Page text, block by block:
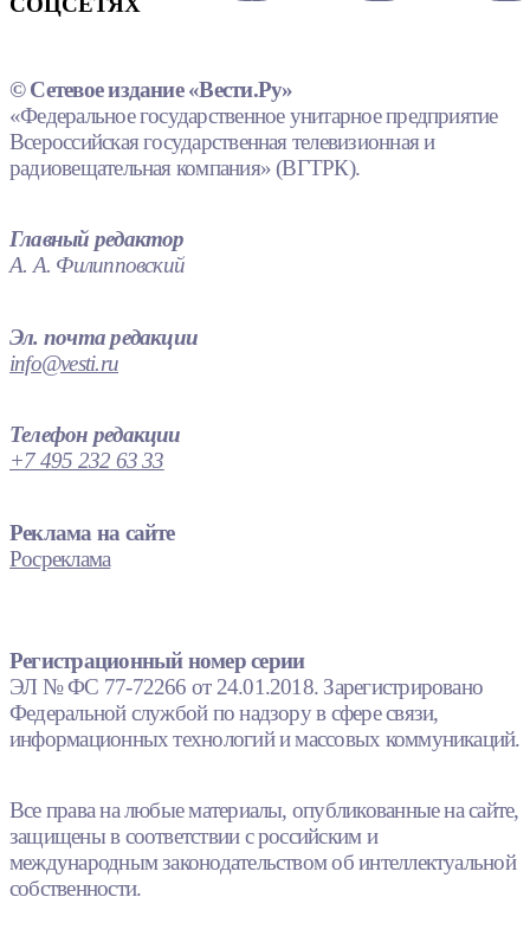
© Сетевое издание «Вести.Ру»
«Федеральное государственное унитарное предприятие
Всероссийская государственная телевизионная и
радиовещательная компания» (ВГТРК).
Главный редактор
А. А. Филипповский
Эл. почта редакции
info@vesti.ru
Телефон редакции
+7 495 232 63 33
Реклама на сайте
Росреклама
Регистрационный номер серии
ЭЛ № ФС 77-72266 от 24.01.2018. Зарегистрировано
Федеральной службой по надзору в сфере связи,
информационных технологий и массовых коммуникаций.
Все права на любые материалы, опубликованные на сайте,
защищены в соответствии с российским и
международным законодательством об интеллектуальной
собственности.